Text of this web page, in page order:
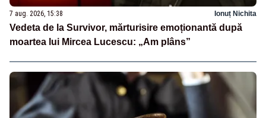
7 aug. 2026, 15:38 Ionuț Nichita
Vedeta de la Survivor, mărturisire emoționantă după
moartea lui Mircea Lucescu: „Am plâns”